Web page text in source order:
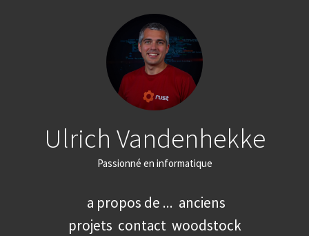
Ulrich Vandenhekke
Passionné en informatique
a propos de ... anciens
projets contact woodstock